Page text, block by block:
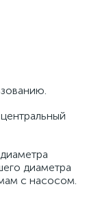
диаметра
с насосом.